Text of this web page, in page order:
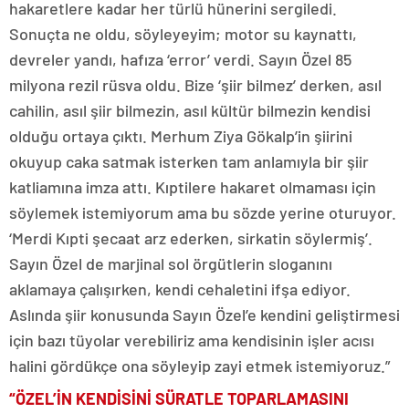
hakaretlere kadar her türlü hünerini sergiledi.
Sonuçta ne oldu, söyleyeyim; motor su kaynattı,
devreler yandı, hafıza ‘error’ verdi. Sayın Özel 85
milyona rezil rüsva oldu. Bize ‘şiir bilmez’ derken, asıl
cahilin, asıl şiir bilmezin, asıl kültür bilmezin kendisi
olduğu ortaya çıktı. Merhum Ziya Gökalp’in şiirini
okuyup caka satmak isterken tam anlamıyla bir şiir
katliamına imza attı. Kıptilere hakaret olmaması için
söylemek istemiyorum ama bu sözde yerine oturuyor.
‘Merdi Kıpti şecaat arz ederken, sirkatin söylermiş’.
Sayın Özel de marjinal sol örgütlerin sloganını
aklamaya çalışırken, kendi cehaletini ifşa ediyor.
Aslında şiir konusunda Sayın Özel’e kendini geliştirmesi
için bazı tüyolar verebiliriz ama kendisinin işler acısı
halini gördükçe ona söyleyip zayi etmek istemiyoruz.”
“ÖZEL’İN KENDİSİNİ SÜRATLE TOPARLAMASINI